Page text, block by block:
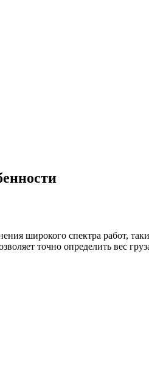
широкого спектра работ,
точно определить вес